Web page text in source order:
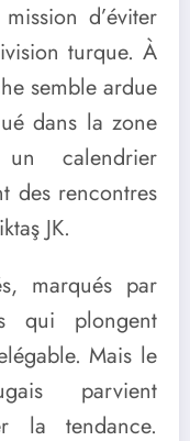
d’éviter
turque. À
semble ardue
dans la zone
calendrier
des rencontres
JK.
marqués par
qui plongent
Mais le
parvient
la tendance.